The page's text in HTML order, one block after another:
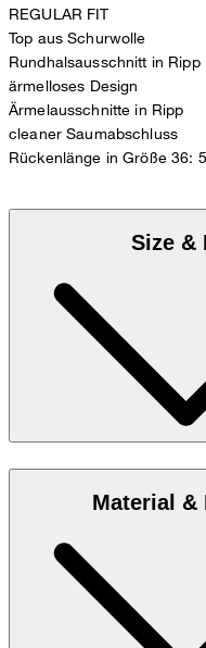
REGULAR FIT
Top aus Schurwolle
Rundhalsausschnitt in Ripp
ärmelloses Design
Ärmelausschnitte in Ripp
cleaner Saumabschluss
Rückenlänge in Größe 36:
Size &
Das Model trägt die
cm, einem Brustumfang
Maßtabelle
Material &